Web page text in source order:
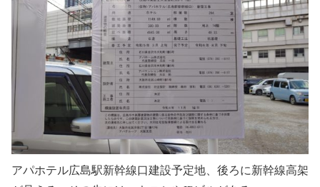
アパホテル広島駅新幹線口建設予定地、後ろに新幹線高架